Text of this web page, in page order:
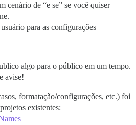
cenário de “e se” se você quiser
para as configurações
algo para o público em um tempo.
avise!
formatação/configurações, etc.) foi
existentes: